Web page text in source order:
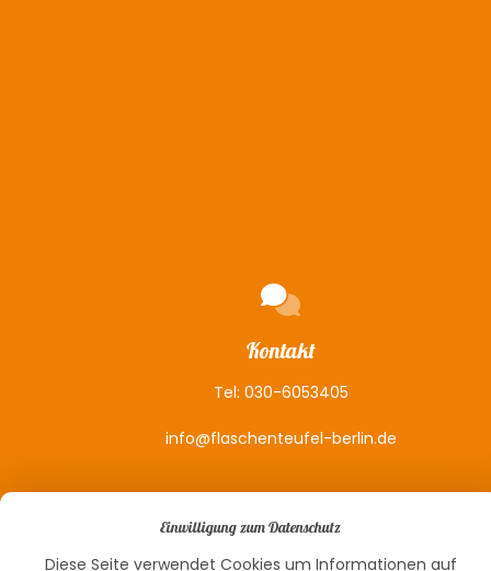
Kontakt
Tel: 030-6053405
info@flaschenteufel-berlin.de
Einwilligung zum Datenschutz
Diese Seite verwendet Cookies um Informationen auf